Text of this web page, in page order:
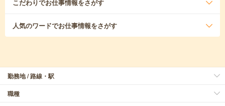
こだわりでお仕事情報をさがす
人気のワードでお仕事情報をさがす
勤務地 / 路線・駅
職種